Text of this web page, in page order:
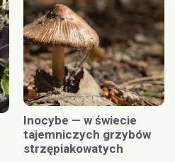
Inocybe — w świecie
tajemniczych grzybów
strzępiakowatych